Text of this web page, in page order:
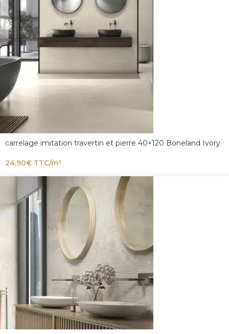
carrelage imitation travertin et pierre 40×120 Boneland Ivory
24,90€ TTC/m²